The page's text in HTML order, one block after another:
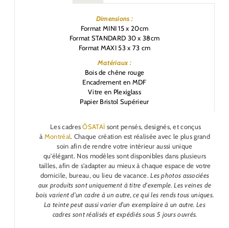
Dimensions :
Format MINI 15 x 20cm
Format STANDARD 30 x 38cm
Format MAXI 53 x 73 cm
Matériaux :
Bois de chêne rouge
Encadrement en MDF
Vitre en Plexiglass
Papier Bristol Supérieur
Les cadresÔSATAÏsont pensés, designés, et conçus
à Montréal. Chaque création est réalisée avec le plus grand
soin afin de rendre votre intérieur aussi unique
qu'élégant. Nos modèles sont disponibles dans plusieurs
tailles, afin de s'adapter au mieux à chaque espace de votre
domicile, bureau, ou lieu de vacance. Les photos associées
aux produits sont uniquement à titre d'exemple. Les veines de
bois varient d'un cadre à un autre, ce qui les rends tous uniques.
La teinte peut aussi varier d'un exemplaire à un autre. Les
cadres sont réalisés et expédiés sous 5 jours ouvrés.